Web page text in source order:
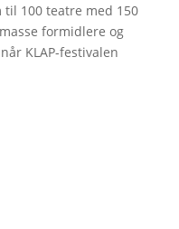
til 100 teatre med 150
formidlere og
KLAP-festivalen